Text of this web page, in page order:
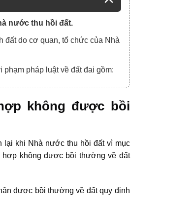
nước thu hồi đất.
đất do cơ quan, tổ chức của Nhà
pháp luật về đất đai gồm:
không được bồi
lại khi Nhà nước thu hồi đất vì mục
hợp không được bồi thường về đất
được bồi thường về đất quy định